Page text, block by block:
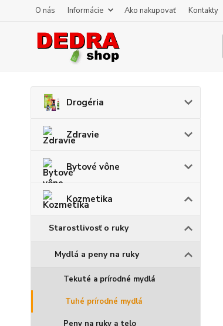
O nás Informácie Ako nakupovať Kontakty
Drogéria
Zdravie
Bytové vône
Kozmetika
Starostlivosť o ruky
Mydlá a peny na ruky
Tekuté a prírodné mydlá
Tuhé prírodné mydlá
Peny na ruky a telo